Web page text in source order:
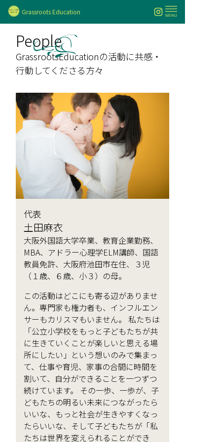
Grassroots Education
People
GrassrootsEducationの活動に共感・
行動してくださる方々
代表
土田麻衣
大阪外国語大学卒業、教育企業勤務、
MBA、アドラー心理学ELM講師、国語
教員免許、大阪府池田市在住、３児
（１歳、６歳、小３）の母。
この活動はどこにも寄る辺がありませ
ん。専門家も権力者も、インフルエン
サーもカリスマもいません。 私たちは
「公立小学校をもっと子どもたちが共
に生きていくことが楽しいと思える場
所にしたい」という想いのみで集まっ
て、仕事や育児、家事の合間に時間を
割いて、自分ができることを一つずつ
続けています。 その一歩、一歩が、子
どもたちの明るい未来につながったら
いいな、もっと社会が生きやすくなっ
たらいいな、そして子どもたちが「私
たちは世界を変えられることができ